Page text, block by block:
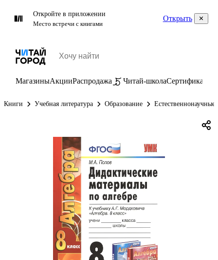
Откройте в приложении
Место встречи с книгами
Открыть
МагазиныАкцииРаспродажа Читай-школаСертификаты
Книги Учебная литература Образование Естественнонаучные